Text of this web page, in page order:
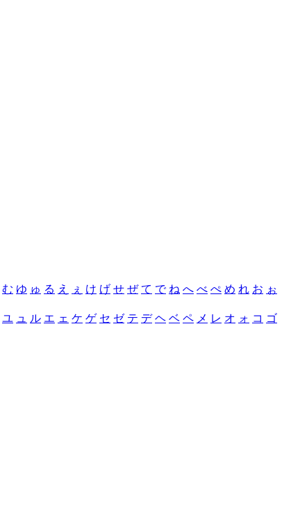
む ゆ ゅ る え ぇ け げ せ ぜ て で ね へ べ ぺ め れ お ぉ
ユ ュ ル エ ェ ケ ゲ セ ゼ テ デ ヘ ベ ペ メ レ オ ォ コ ゴ